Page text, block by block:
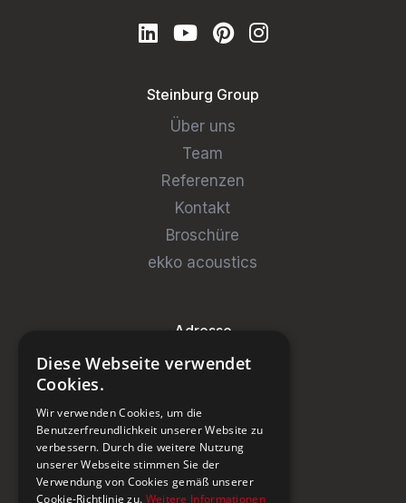
Steinburg Group
Über uns
Team
Referenzen
Kontakt
Broschüre
ekko acoustics
Adresse
Steinburg Group GmbH
CH-5466 Kaiserstuhl
+41 43 433 00 25
Diese Webseite verwendet
Cookies.
Wir verwenden Cookies, um die
Benutzerfreundlichkeit unserer Website zu
verbessern. Durch die weitere Nutzung
unserer Webseite stimmen Sie der
Verwendung von Cookies gemäß unserer
Cookie-Richtlinie zu. Weitere Informationen